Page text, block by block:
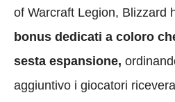
of Warcraft Legion, Blizzard
bonus dedicati a coloro
sesta espansione,
aggiuntivo i giocatori